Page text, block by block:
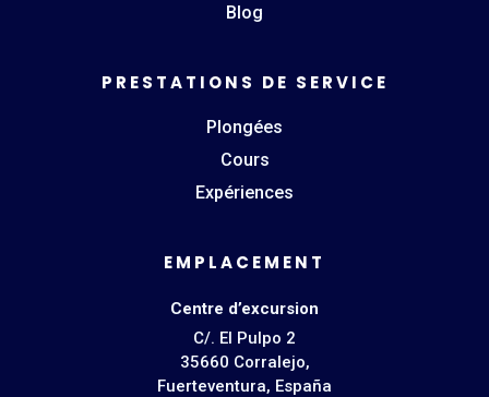
Blog
PRESTATIONS DE SERVICE
Plongées
Cours
Expériences
EMPLACEMENT
Centre d’excursion
C/. El Pulpo 2
35660 Corralejo,
Fuerteventura, España